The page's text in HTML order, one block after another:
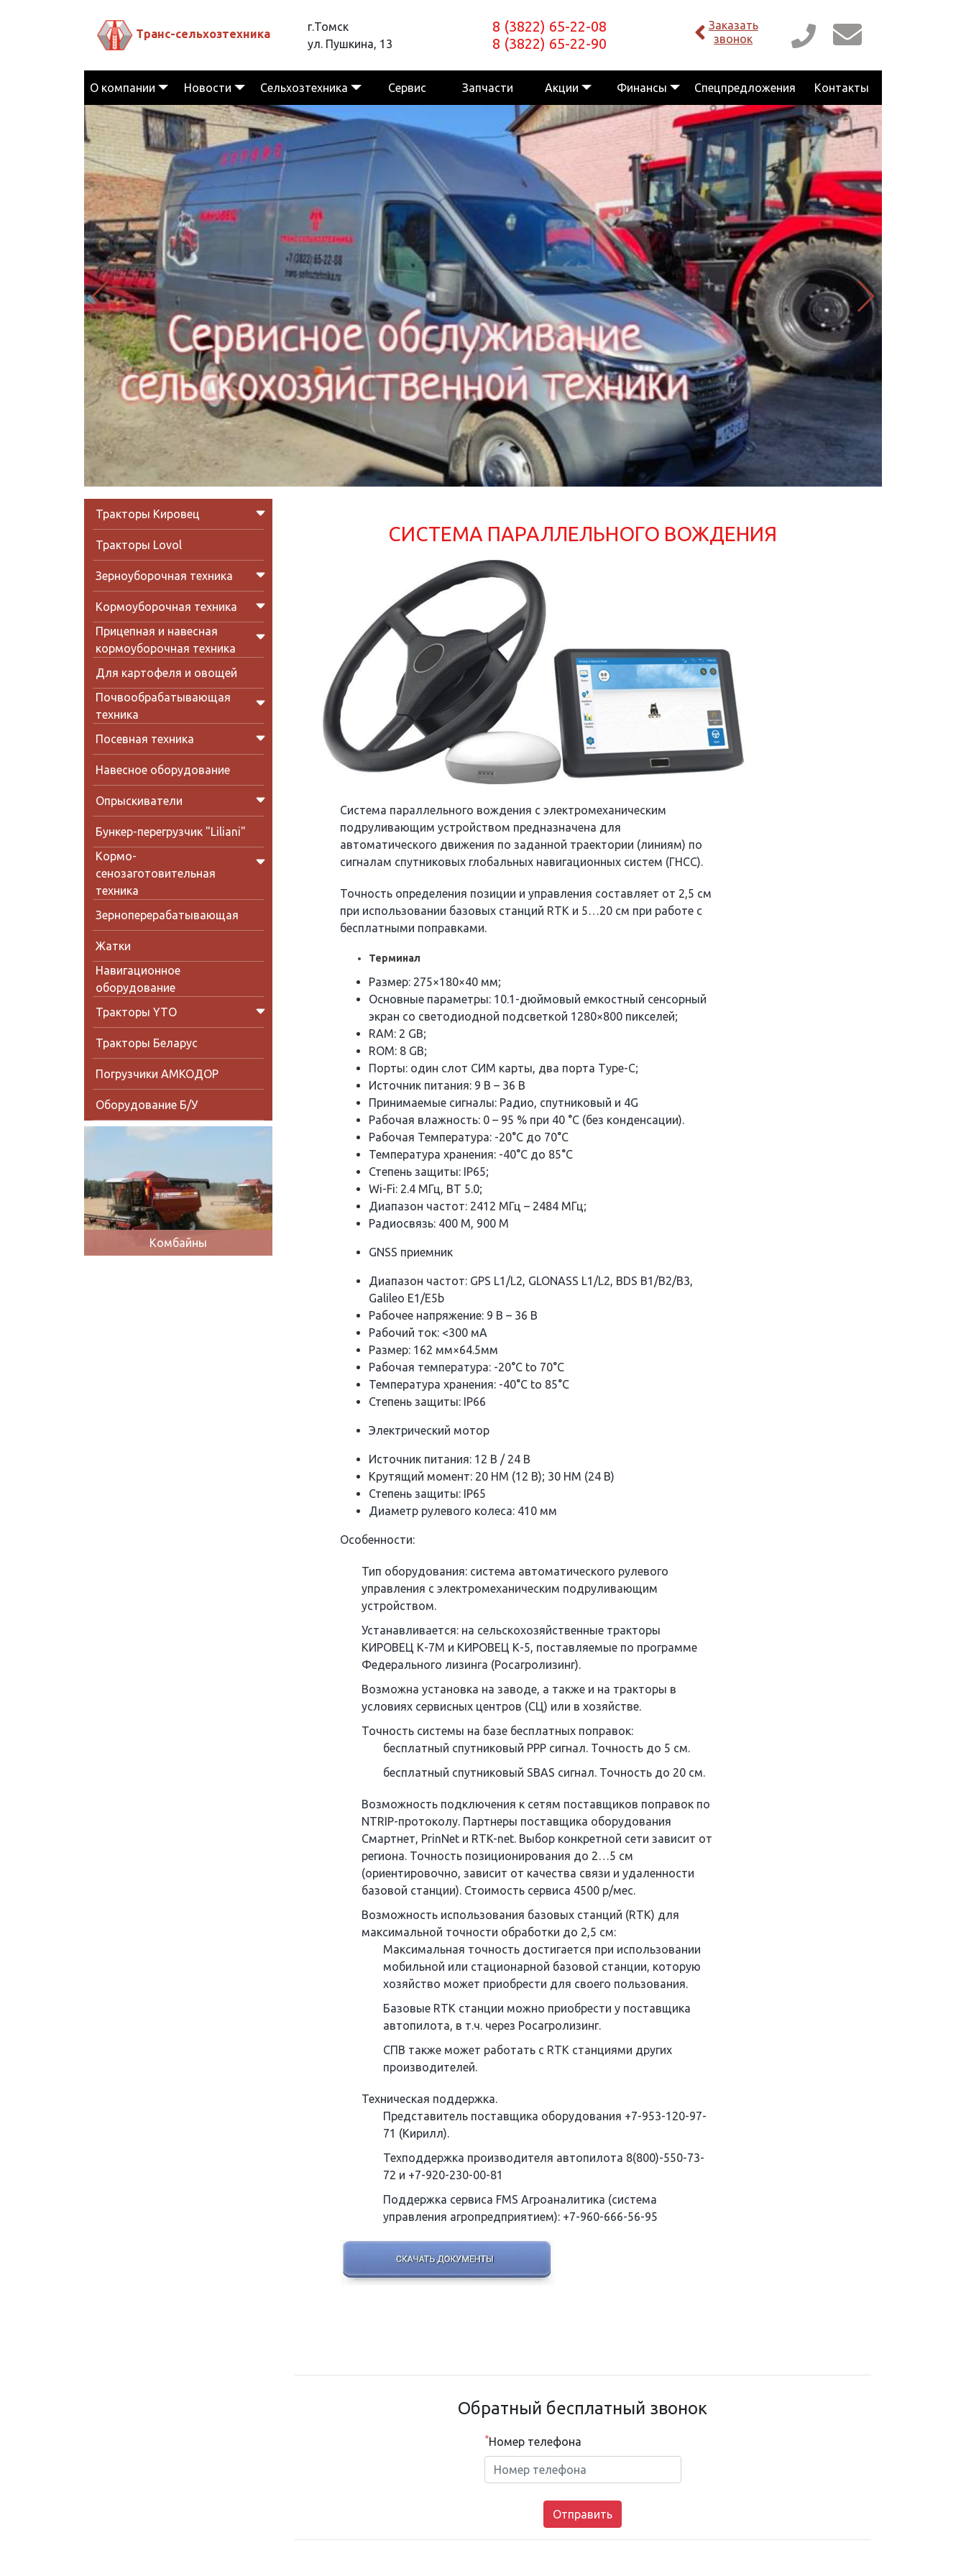
Транс-сельхозтехника
г.Томск
ул. Пушкина, 13
8 (3822) 65-22-08
8 (3822) 65-22-90
Заказать
звонок
О компании Новости Сельхозтехника Сервис Запчасти Акции Финансы Спецпредложения Контакты
Тракторы Кировец
Тракторы Lovol
Зерноуборочная техника
Кормоуборочная техника
Прицепная и навесная
кормоуборочная техника
Для картофеля и овощей
Почвообрабатывающая
техника
Посевная техника
Навесное оборудование
Опрыскиватели
Бункер-перегрузчик "Liliani"
Кормо-
сенозаготовительная
техника
Зерноперерабатывающая
Жатки
Навигационное
оборудование
Тракторы YTO
Тракторы Беларус
Погрузчики АМКОДОР
Оборудование Б/У
Комбайны
СИСТЕМА ПАРАЛЛЕЛЬНОГО ВОЖДЕНИЯ
Система параллельного вождения с электромеханическим
подруливающим устройством предназначена для
автоматического движения по заданной траектории (линиям) по
сигналам спутниковых глобальных навигационных систем (ГНСС).
Точность определения позиции и управления составляет от 2,5 см
при использовании базовых станций RTK и 5…20 см при работе с
бесплатными поправками.
Терминал
Размер: 275×180×40 мм;
Основные параметры: 10.1-дюймовый емкостный сенсорный
экран со светодиодной подсветкой 1280×800 пикселей;
RAM: 2 GB;
ROM: 8 GB;
Порты: один слот СИМ карты, два порта Type-C;
Источник питания: 9 В – 36 В
Принимаемые сигналы: Радио, спутниковый и 4G
Рабочая влажность: 0 – 95 % при 40 °C (без конденсации).
Рабочая Температура: -20°C до 70°C
Температура хранения: -40°C до 85°C
Степень защиты: IP65;
Wi-Fi: 2.4 МГц, BT 5.0;
Диапазон частот: 2412 МГц – 2484 МГц;
Радиосвязь: 400 M, 900 M
GNSS приемник
Диапазон частот: GPS L1/L2, GLONASS L1/L2, BDS B1/B2/B3,
Galileo E1/E5b
Рабочее напряжение: 9 В – 36 В
Рабочий ток: <300 мА
Размер: 162 мм×64.5мм
Рабочая температура: -20°C to 70°C
Температура хранения: -40°C to 85°C
Степень защиты: IP66
Электрический мотор
Источник питания: 12 В / 24 В
Крутящий момент: 20 НМ (12 В); 30 НМ (24 В)
Степень защиты: IP65
Диаметр рулевого колеса: 410 мм
Особенности:
Тип оборудования: система автоматического рулевого
управления с электромеханическим подруливающим
устройством.
Устанавливается: на сельскохозяйственные тракторы
КИРОВЕЦ К-7М и КИРОВЕЦ К-5, поставляемые по программе
Федерального лизинга (Росагролизинг).
Возможна установка на заводе, а также и на тракторы в
условиях сервисных центров (СЦ) или в хозяйстве.
Точность системы на базе бесплатных поправок:
бесплатный спутниковый PPP сигнал. Точность до 5 см.
бесплатный спутниковый SBAS сигнал. Точность до 20 см.
Возможность подключения к сетям поставщиков поправок по
NTRIP-протоколу. Партнеры поставщика оборудования
Смартнет, PrinNet и RTK-net. Выбор конкретной сети зависит от
региона. Точность позиционирования до 2…5 см
(ориентировочно, зависит от качества связи и удаленности
базовой станции). Стоимость сервиса 4500 р/мес.
Возможность использования базовых станций (RTK) для
максимальной точности обработки до 2,5 см:
Максимальная точность достигается при использовании
мобильной или стационарной базовой станции, которую
хозяйство может приобрести для своего пользования.
Базовые RTK станции можно приобрести у поставщика
автопилота, в т.ч. через Росагролизинг.
СПВ также может работать с RTK станциями других
производителей.
Техническая поддержка.
Представитель поставщика оборудования +7-953-120-97-
71 (Кирилл).
Техподдержка производителя автопилота 8(800)-550-73-
72 и +7-920-230-00-81
Поддержка сервиса FMS Агроаналитика (система
управления агропредприятием): +7-960-666-56-95
Обратный бесплатный звонок
*Номер телефона